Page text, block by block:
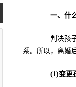
一、什
判决孩子
系。所以，离婚
(1)变更